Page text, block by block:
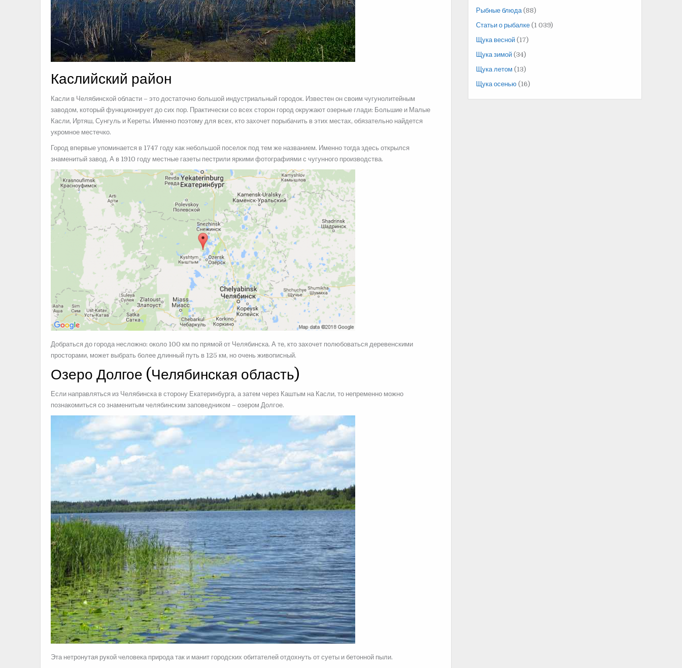
Каслийский район
Касли в Челябинской области – это достаточно большой индустриальный городок. Известен он своим чугунолитейным
заводом, который функционирует до сих пор. Практически со всех сторон город окружают озерные глади: Большие и Малые
Касли, Иртяш, Сунгуль и Кереты. Именно поэтому для всех, кто захочет порыбачить в этих местах, обязательно найдется
укромное местечко.
Город впервые упоминается в 1747 году как небольшой поселок под тем же названием. Именно тогда здесь открылся
знаменитый завод. А в 1910 году местные газеты пестрили яркими фотографиями с чугунного производства.
Добраться до города несложно: около 100 км по прямой от Челябинска. А те, кто захочет полюбоваться деревенскими
просторами, может выбрать более длинный путь в 125 км, но очень живописный.
Озеро Долгое (Челябинская область)
Если направляться из Челябинска в сторону Екатеринбурга, а затем через Каштым на Касли, то непременно можно
познакомиться со знаменитым челябинским заповедником – озером Долгое.
Эта нетронутая рукой человека природа так и манит городских обитателей отдохнуть от суеты и бетонной пыли.
Рыбные блюда(88)
Статьи о рыбалке (1 039)
Щука весной (17)
Щука зимой (34)
Щука летом (13)
Щука осенью (16)